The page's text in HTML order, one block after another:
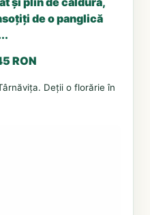
de o panglică
RON
Deții o florărie în